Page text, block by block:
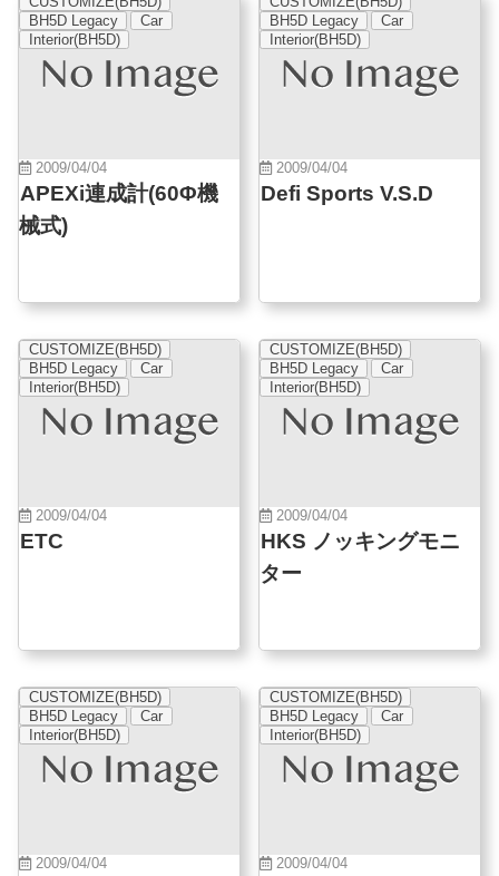
BH5D Legacy
Car
Interior(BH5D)
2009/04/04
APEXi連成計(60Φ機
械式)
BH5D Legacy
Car
Interior(BH5D)
2009/04/04
Defi Sports V.S.D
CUSTOMIZE(BH5D)
BH5D Legacy
Car
Interior(BH5D)
2009/04/04
ETC
CUSTOMIZE(BH5D)
BH5D Legacy
Car
Interior(BH5D)
2009/04/04
HKS ノッキングモニ
ター
CUSTOMIZE(BH5D)
BH5D Legacy
Car
Interior(BH5D)
2009/04/04
CUSTOMIZE(BH5D)
BH5D Legacy
Car
Interior(BH5D)
2009/04/04